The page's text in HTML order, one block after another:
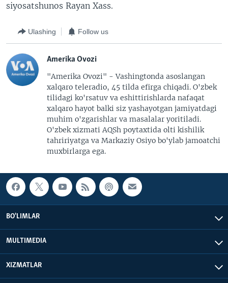
siyosatshunos Rayan Xass.
Ulashing Follow us
Amerika Ovozi
"Amerika Ovozi" - Vashingtonda asoslangan
xalqaro teleradio, 45 tilda efirga chiqadi. O'zbek
tilidagi ko'rsatuv va eshittirishlarda nafaqat
xalqaro hayot balki siz yashayotgan jamiyatdagi
muhim o'zgarishlar va masalalar yoritiladi.
O'zbek xizmati AQSh poytaxtida olti kishilik
tahririyatga va Markaziy Osiyo bo'ylab jamoatchi
muxbirlarga ega.
BO'LIMLAR
MULTIMEDIA
XIZMATLAR